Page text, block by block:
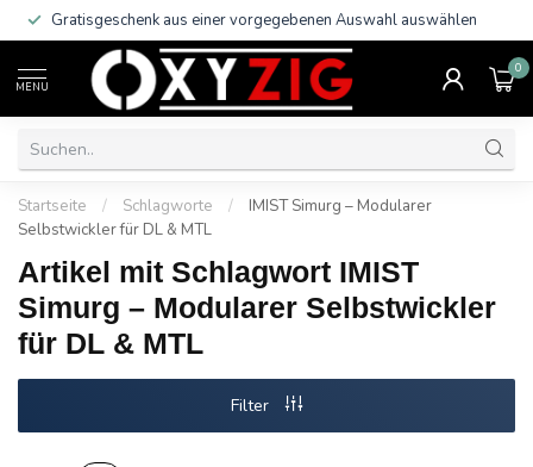
Gratisgeschenk aus einer vorgegebenen Auswahl auswählen
MENU
0
Startseite / Schlagworte /
IMIST Simurg – Modularer
Selbstwickler für DL & MTL
Artikel mit Schlagwort IMIST
Simurg – Modularer Selbstwickler
für DL & MTL
Filter